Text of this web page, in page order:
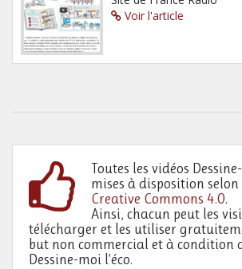
Voir l'article
Toutes les vidéos
mises à disposition selon
Creative Commons 4.0.
Ainsi, chacun peut les
télécharger et les utiliser
but non commercial et à condition
Dessine-moi l’éco.